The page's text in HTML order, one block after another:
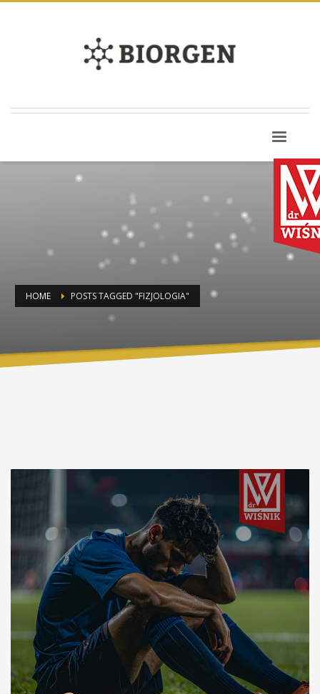
HOME POSTS TAGGED "FIZJOLOGIA"